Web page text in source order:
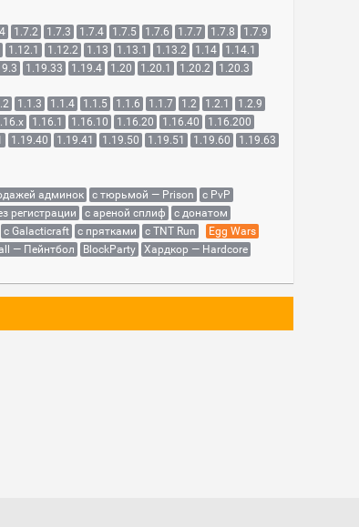
1.7.2 1.7.3 1.7.4 1.7.5 1.7.6 1.7.7 1.7.8
1.7.9
1.12.1 1.12.2 1.13 1.13.1 1.13.2 1.14
1.14.1
1.19.33 1.19.4 1.20 1.20.1 1.20.2
1.20.3
1.1.3 1.1.4 1.1.5 1.1.6 1.1.7 1.2 1.2.1
1.2.9
1.16.1 1.16.10 1.16.20 1.16.40
1.16.200
1.19.40 1.19.41 1.19.50 1.19.51 1.19.60
1.19.63
админок с тюрьмой — Prison
с PvP
регистрации с ареной сплиф
с донатом
с Galacticraft с прятками с TNT Run
Egg Wars
— Пейнтбол BlockParty
Хардкор — Hardcore